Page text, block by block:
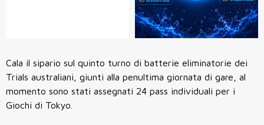
Cala il sipario sul quinto turno di batterie eliminatorie dei
Trials australiani, giunti alla penultima giornata di gare, al
momento sono stati assegnati 24 pass individuali per i
Giochi di Tokyo.